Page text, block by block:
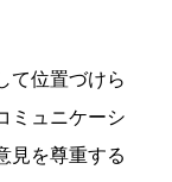
て位置づけら
ミュニケーシ
見を尊重する